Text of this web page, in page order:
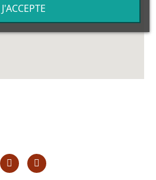
J'ACCEPTE